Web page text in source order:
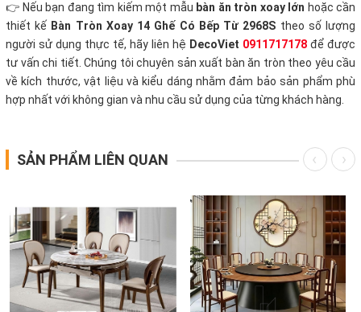
👉 Nếu bạn đang tìm kiếm một mẫu bàn ăn tròn xoay lớn hoặc cần
thiết kế Bàn Tròn Xoay 14 Ghế Có Bếp Từ 2968S theo số lượng
người sử dụng thực tế, hãy liên hệ DecoViet 0911717178 để được
tư vấn chi tiết. Chúng tôi chuyên sản xuất bàn ăn tròn theo yêu cầu
về kích thước, vật liệu và kiểu dáng nhằm đảm bảo sản phẩm phù
hợp nhất với không gian và nhu cầu sử dụng của từng khách hàng.
SẢN PHẨM LIÊN QUAN